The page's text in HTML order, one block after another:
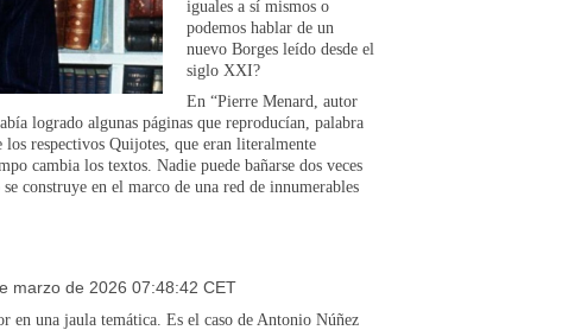
iguales a sí mismos o
podemos hablar de un
nuevo Borges leído desde el
siglo XXI?
En “Pierre Menard, autor
logrado algunas páginas que reproducían, palabra
respectivos Quijotes, que eran literalmente
cambia los textos. Nadie puede bañarse dos veces
construye en el marco de una red de innumerables
marzo de 2026 07:48:42 CET
en una jaula temática. Es el caso de Antonio Núñez